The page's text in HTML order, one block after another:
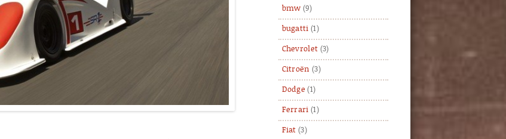
bmw (9)
bugatti (1)
Chevrolet (3)
Citroën (3)
Dodge (1)
Ferrari (1)
Fiat (3)